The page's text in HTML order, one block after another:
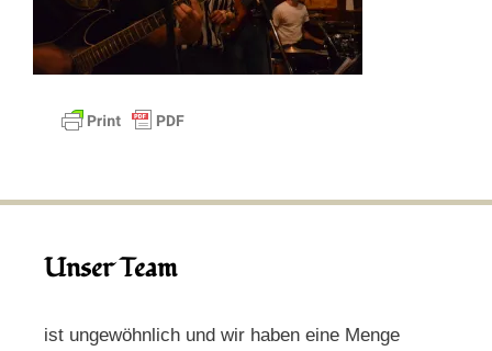
Unser Team
ist ungewöhnlich und wir haben eine Menge